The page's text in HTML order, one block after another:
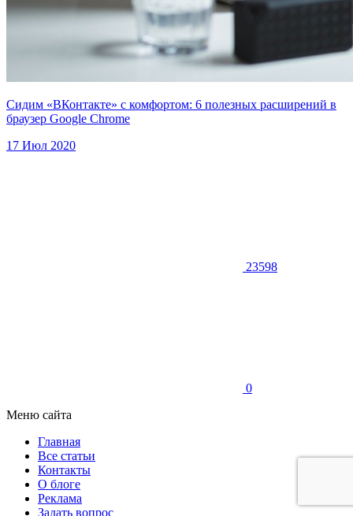
Сидим «ВКонтакте» с комфортом: 6 полезных расширений в
браузер Google Chrome
17 Июл 2020
23598
0
Меню сайта
Главная
Все статьи
Контакты
О блоге
Реклама
Задать вопрос